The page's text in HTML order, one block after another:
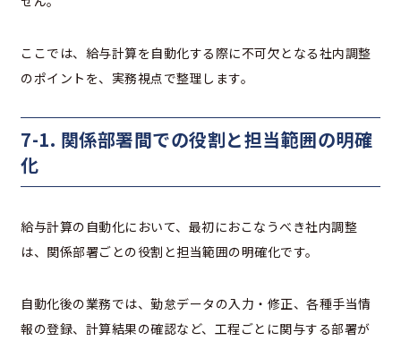
ここでは、給与計算を自動化する際に不可欠となる社内調整
のポイントを、実務視点で整理します。
7-1. 関係部署間での役割と担当範囲の明確
化
給与計算の自動化において、最初におこなうべき社内調整
は、関係部署ごとの役割と担当範囲の明確化です。
自動化後の業務では、勤怠データの入力・修正、各種手当情
報の登録、計算結果の確認など、工程ごとに関与する部署が